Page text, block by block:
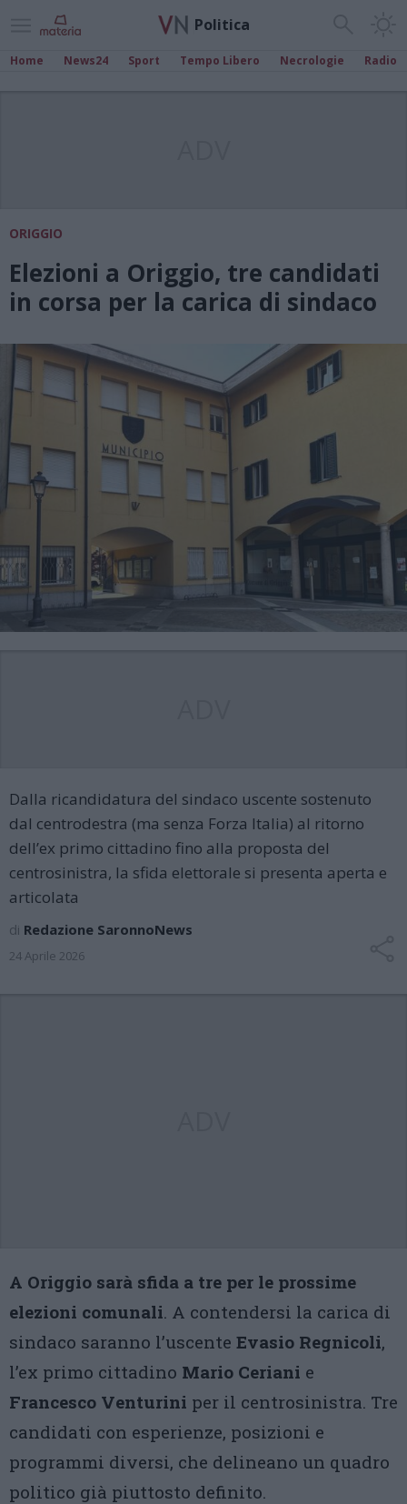
Politica
Home News24 Sport Tempo Libero Necrologie Radio
ORIGGIO
Elezioni a Origgio, tre candidati
in corsa per la carica di sindaco
Dalla ricandidatura del sindaco uscente sostenuto
dal centrodestra (ma senza Forza Italia) al ritorno
dell’ex primo cittadino fino alla proposta del
centrosinistra, la sfida elettorale si presenta aperta e
articolata
di Redazione SaronnoNews
24 Aprile 2026
A Origgio sarà sfida a tre per le prossime
elezioni comunali. A contendersi la carica di
sindaco saranno l’uscente Evasio Regnicoli,
l’ex primo cittadino Mario Ceriani e
Francesco Venturini per il centrosinistra. Tre
candidati con esperienze, posizioni e
programmi diversi, che delineano un quadro
politico già piuttosto definito.